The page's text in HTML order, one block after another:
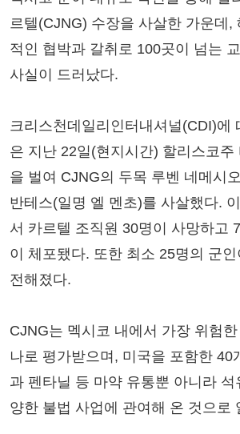
르텔(CJNG) 수장을 사살한 가운데,
적인 협박과 갈취로 100곳이 넘는
사실이 드러났다.
크리스천데일리인터내셔널(CDI)에
은 지난 22일(현지시간) 할리스코주
을 벌여 CJNG의 두목 루벤 네메시
반테스(일명 엘 멘초)를 사살했다.
서 카르텔 조직원 30명이 사망하고
이 체포됐다. 또한 최소 25명의 군
전해졌다.
CJNG는 멕시코 내에서 가장 위험
나로 평가받으며, 미국을 포함한 40
과 펜타닐 등 마약 유통뿐 아니라 석
양한 불법 사업에 관여해 온 것으로